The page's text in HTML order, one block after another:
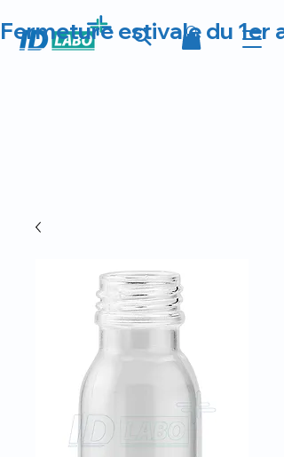
Fermeture estivale du 1er